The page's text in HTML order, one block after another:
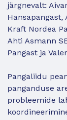
järgnevalt:
Kraft Nordea
Ahti Asmann
Pangast ja
Pangaliidu
panganduse
probleemide